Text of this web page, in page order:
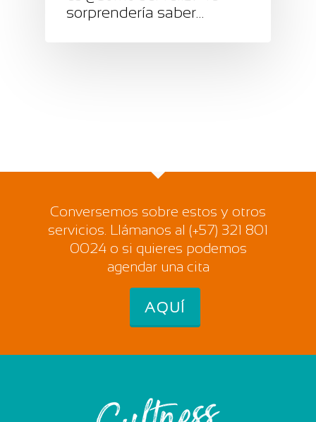
sorprendería saber…
Conversemos sobre estos y otros
servicios. Llámanos al (+57) 321 801
0024 o si quieres podemos
agendar una cita
AQUÍ